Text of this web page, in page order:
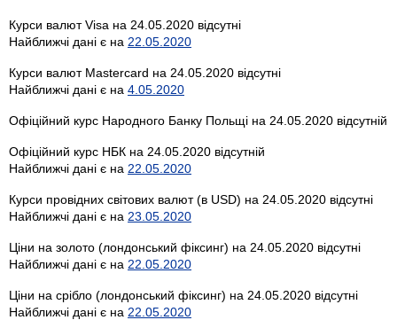
Курси валют Visa на 24.05.2020 відсутні
Найближчі дані є на 22.05.2020
Курси валют Mastercard на 24.05.2020 відсутні
Найближчі дані є на 4.05.2020
Офіційний курс Народного Банку Польщі на 24.05.2020 відсутній
Офіційний курс НБК на 24.05.2020 відсутній
Найближчі дані є на 22.05.2020
Курси провідних світових валют (в USD) на 24.05.2020 відсутні
Найближчі дані є на 23.05.2020
Ціни на золото (лондонський фіксинг) на 24.05.2020 відсутні
Найближчі дані є на 22.05.2020
Ціни на срібло (лондонський фіксинг) на 24.05.2020 відсутні
Найближчі дані є на 22.05.2020